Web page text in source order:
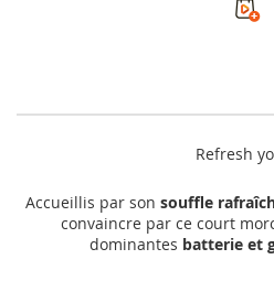
Refresh
Accueillis par son souffle
convaincre par ce court
dominantes batterie et